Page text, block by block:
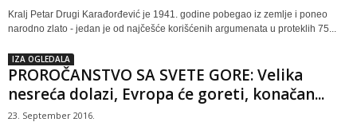
Kralj Petar Drugi Karađorđević je 1941. godine pobegao iz zemlje i poneo
narodno zlato - jedan je od najčešće korišćenih argumenata u proteklih 75...
IZA OGLEDALA
PROROČANSTVO SA SVETE GORE: Velika
nesreća dolazi, Evropa će goreti, konačan...
23. September 2016.